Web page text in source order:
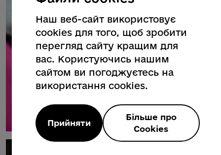
Наш веб-сайт використовує
cookies для того, щоб зробити
перегляд сайту кращим для
вас. Користуючись нашим
сайтом ви погоджуєтесь на
використання cookies.
Прийняти
Більше про
Cookies